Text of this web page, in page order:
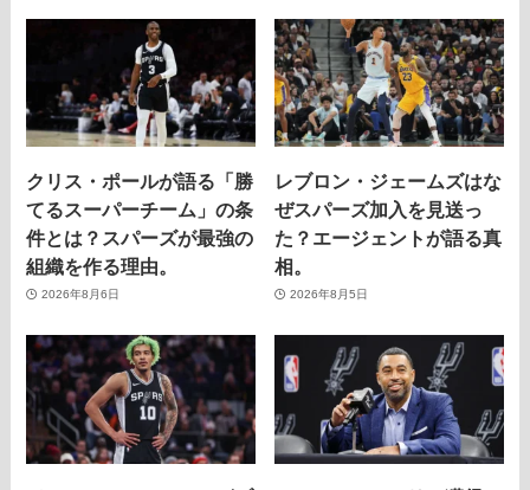
クリス・ポールが語る「勝
てるスーパーチーム」の条
件とは？スパーズが最強の
組織を作る理由。
2026年8月6日
レブロン・ジェームズはな
ぜスパーズ加入を見送っ
た？エージェントが語る真
相。
2026年8月5日